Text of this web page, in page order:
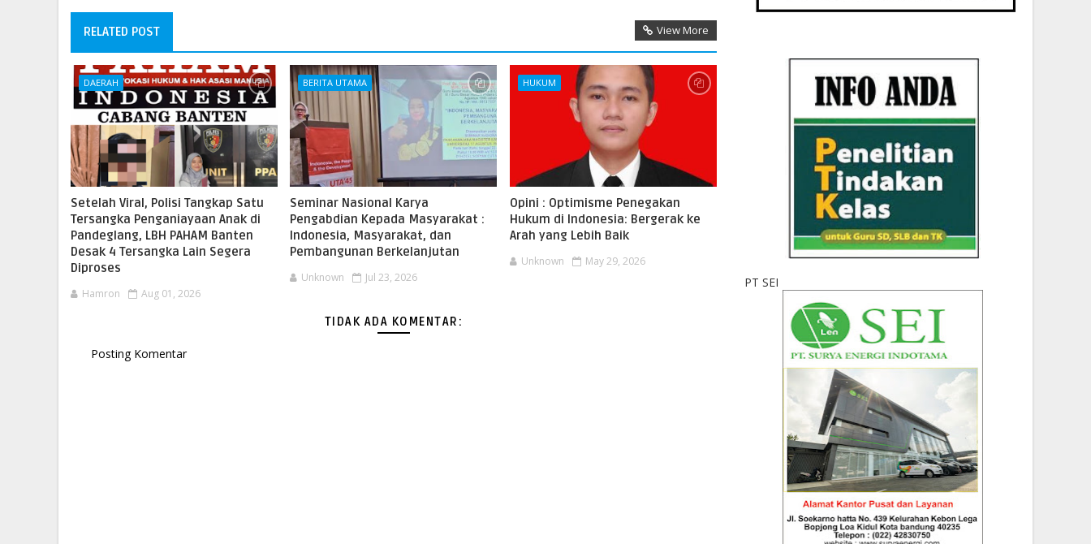
RELATED POST View More
DAERAH
Setelah Viral, Polisi Tangkap Satu
Tersangka Penganiayaan Anak di
Pandeglang, LBH PAHAM Banten
Desak 4 Tersangka Lain Segera
Diproses
Hamron Aug 01, 2026
BERITA UTAMA
Seminar Nasional Karya
Pengabdian Kepada Masyarakat :
Indonesia, Masyarakat, dan
Pembangunan Berkelanjutan
Unknown Jul 23, 2026
HUKUM
Opini : Optimisme Penegakan
Hukum di Indonesia: Bergerak ke
Arah yang Lebih Baik
Unknown May 29, 2026
TIDAK ADA KOMENTAR:
Posting Komentar
PT SEI